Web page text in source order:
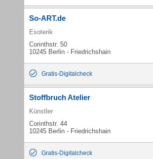
So-ART.de
Esoterik
Corinthstr. 50
10245 Berlin - Friedrichshain
Gratis-Digitalcheck
Stoffbruch Atelier
Künstler
Corinthstr. 44
10245 Berlin - Friedrichshain
Gratis-Digitalcheck